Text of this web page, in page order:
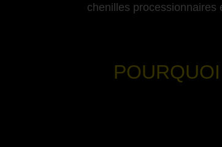
chenilles processionnaires